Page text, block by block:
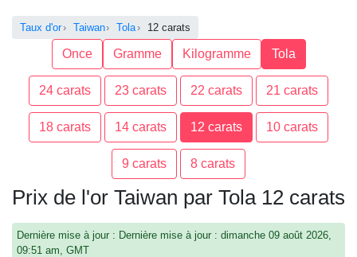
Taux d'or Taiwan Tola 12 carats
Once Gramme Kilogramme Tola
24 carats 23 carats 22 carats 21 carats
18 carats 14 carats 12 carats 10 carats
9 carats 8 carats
Prix de l'or Taiwan par Tola 12 carats
Dernière mise à jour : Dernière mise à jour : dimanche 09 août 2026,
09:51 am, GMT